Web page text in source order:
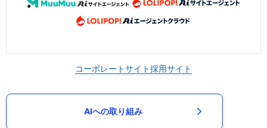
コーポレートサイト採用サイト
AIへの取り組み